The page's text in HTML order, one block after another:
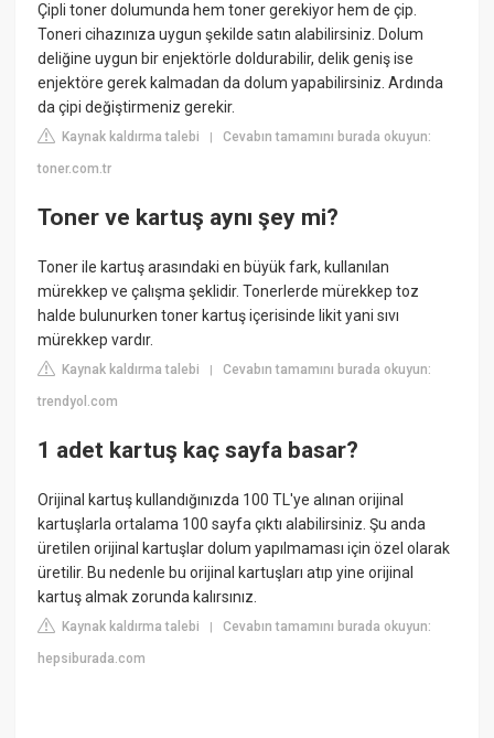
Çipli toner dolumunda hem toner gerekiyor hem de çip.
Toneri cihazınıza uygun şekilde satın alabilirsiniz. Dolum
deliğine uygun bir enjektörle doldurabilir, delik geniş ise
enjektöre gerek kalmadan da dolum yapabilirsiniz. Ardında
da çipi değiştirmeniz gerekir.
Kaynak kaldırma talebi |Cevabın tamamını burada okuyun:
toner.com.tr
Toner ve kartuş aynı şey mi?
Toner ile kartuş arasındaki en büyük fark, kullanılan
mürekkep ve çalışma şeklidir. Tonerlerde mürekkep toz
halde bulunurken toner kartuş içerisinde likit yani sıvı
mürekkep vardır.
Kaynak kaldırma talebi |Cevabın tamamını burada okuyun:
trendyol.com
1 adet kartuş kaç sayfa basar?
Orijinal kartuş kullandığınızda 100 TL'ye alınan orijinal
kartuşlarla ortalama 100 sayfa çıktı alabilirsiniz. Şu anda
üretilen orijinal kartuşlar dolum yapılmaması için özel olarak
üretilir. Bu nedenle bu orijinal kartuşları atıp yine orijinal
kartuş almak zorunda kalırsınız.
Kaynak kaldırma talebi |Cevabın tamamını burada okuyun:
hepsiburada.com